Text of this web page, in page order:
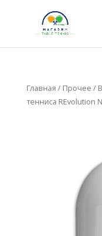
Главная / Прочее /
тенниса REvolution